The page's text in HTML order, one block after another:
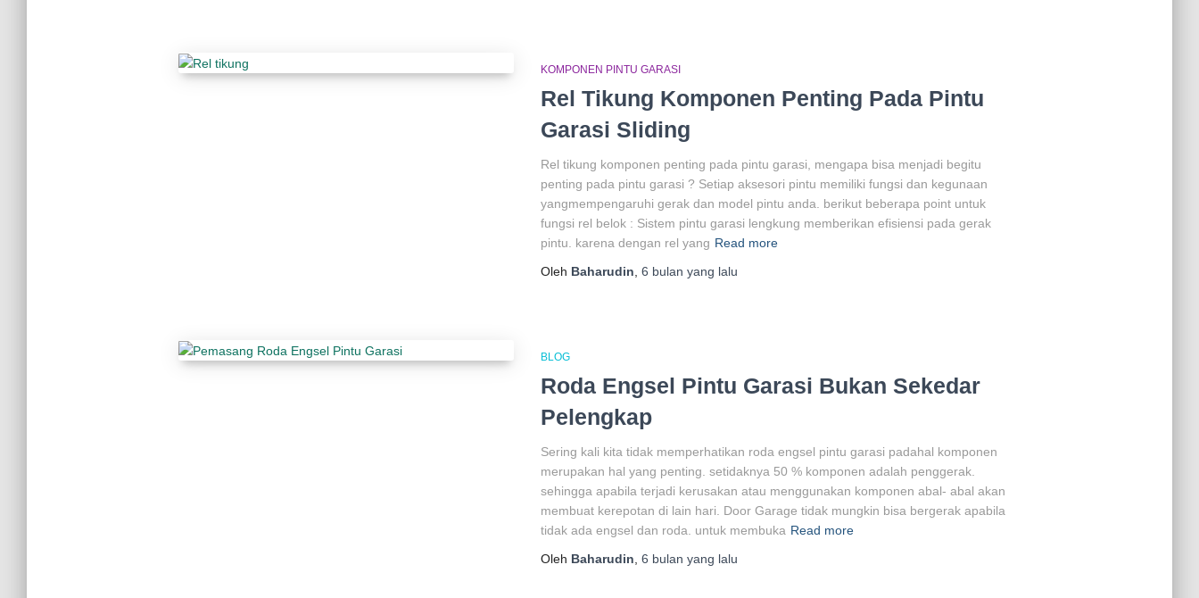
KOMPONEN PINTU GARASI
Rel Tikung Komponen Penting Pada Pintu
Garasi Sliding
Rel tikung komponen penting pada pintu garasi, mengapa bisa menjadi begitu
penting pada pintu garasi ? Setiap aksesori pintu memiliki fungsi dan kegunaan
yangmempengaruhi gerak dan model pintu anda. berikut beberapa point untuk
fungsi rel belok : Sistem pintu garasi lengkung memberikan efisiensi pada gerak
pintu. karena dengan rel yang Read more
Oleh Baharudin 6 bulan yang lalu
BLOG
Roda Engsel Pintu Garasi Bukan Sekedar
Pelengkap
Sering kali kita tidak memperhatikan roda engsel pintu garasi padahal komponen
merupakan hal yang penting. setidaknya 50 % komponen adalah penggerak.
sehingga apabila terjadi kerusakan atau menggunakan komponen abal- abal akan
membuat kerepotan di lain hari. Door Garage tidak mungkin bisa bergerak apabila
tidak ada engsel dan roda. untuk membuka Read more
Oleh Baharudin 6 bulan yang lalu